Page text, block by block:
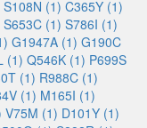
S108N (1) C365Y (1)
S653C (1) S786I (1)
G1947A (1) G190C
(1) Q546K (1) P699S
(1) R988C (1)
(1) M165I (1)
V75M (1) D101Y (1)